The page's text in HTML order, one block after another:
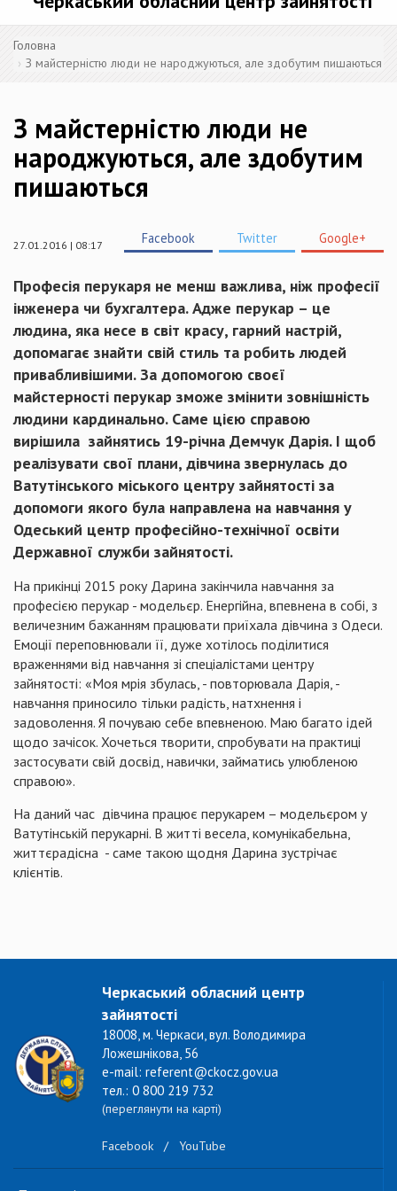
Головна
З майстерністю люди не народжуються, але здобутим пишаються
З майстерністю люди не
народжуються, але здобутим
пишаються
27.01.2016 | 08:17 Facebook Twitter Google+
Професія перукаря не менш важлива, ніж професії
інженера чи бухгалтера. Адже перукар – це
людина, яка несе в світ красу, гарний настрій,
допомагає знайти свій стиль та робить людей
привабливішими. За допомогою своєї
майстерності перукар зможе змінити зовнішність
людини кардинально. Саме цією справою
вирішила зайнятись 19-річна Демчук Дарія. І щоб
реалізувати свої плани, дівчина звернулась до
Ватутінського міського центру зайнятості за
допомоги якого була направлена на навчання у
Одеський центр професійно-технічної освіти
Державної служби зайнятості.
На прикінці 2015 року Дарина закінчила навчання за
професією перукар - модельєр. Енергійна, впевнена в собі, з
величезним бажанням працювати приїхала дівчина з Одеси.
Емоції переповнювали її, дуже хотілось поділитися
враженнями від навчання зі спеціалістами центру
зайнятості: «Моя мрія збулась, - повторювала Дарія, -
навчання приносило тільки радість, натхнення і
задоволення. Я почуваю себе впевненою. Маю багато ідей
щодо зачісок. Хочеться творити, спробувати на практиці
застосувати свій досвід, навички, займатись улюбленою
справою».
На даний час дівчина працює перукарем – модельєром у
Ватутінській перукарні. В житті весела, комунікабельна,
життєрадісна - саме такою щодня Дарина зустрічає
клієнтів.
Черкаський обласний центр
зайнятості
18008, м. Черкаси, вул. Володимира
Ложешнікова, 56
e-mail: referent@ckocz.gov.ua
тел.: 0 800 219 732
(переглянути на карті)
Facebook / YouTube